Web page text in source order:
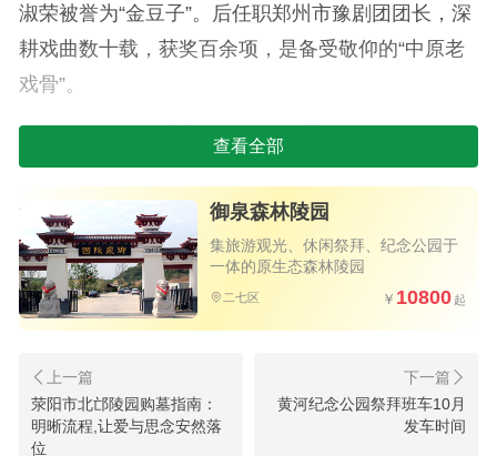
淑荣被誉为“金豆子”。后任职郑州市豫剧团团长，深
耕戏曲数十载，获奖百余项，是备受敬仰的“中原老
戏骨”。
舞台之外，王宽先生胸怀大爱。自1998年起，
他与妻子收养6名孤儿，为抚育孩子成长，甘愿放下
身段，辗转茶楼献唱十七年，以坚韧父爱托起孤儿
的未来。他与家人通过各种方式捐款百万，践行慈
善，曾获“感动中国2015年度人物”等荣誉。2016年
12月12日，王宽家庭被中央文明委，授予第1届全国
共中央总书记习近平亲切接见。
查看全部
御泉森林陵园
集旅游观光、休闲祭拜、纪念公园于
一体的原生态森林陵园
二七区 10800
荥阳市北邙陵园购墓指南：
明晰流程,让爱与思念安然落
位
黄河纪念公园祭拜班车10月
发车时间
郑州市御泉森林陵园：乡音未改,思念